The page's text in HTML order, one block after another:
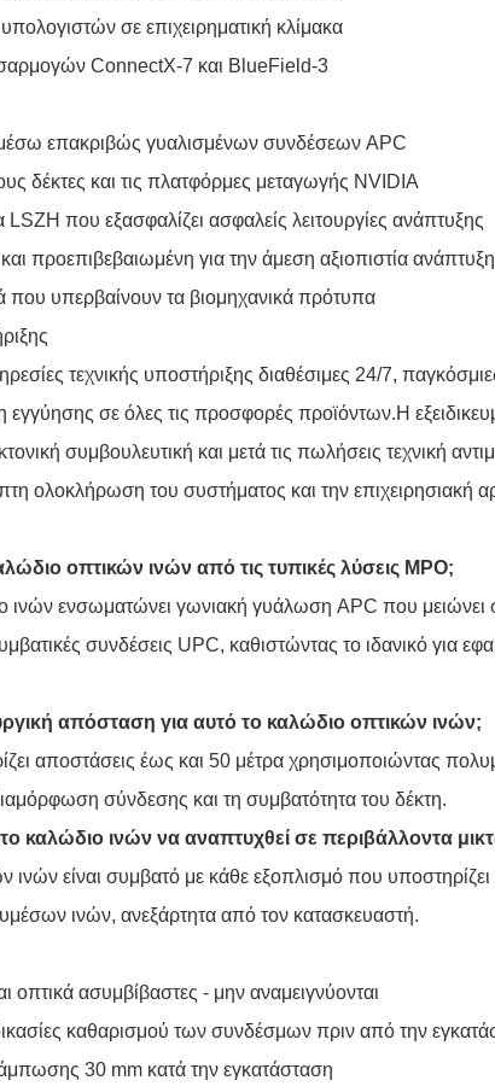
σε επιχειρηματική κλίμακα
ConnectX-7 και BlueField-3
μέσω επακριβώς γυαλισμένων συνδέσεων APC
δέκτες και τις πλατφόρμες μεταγωγής NVIDIA
LSZH που εξασφαλίζει ασφαλείς λειτουργίες ανάπτυξης
προεπιβεβαιωμένη για την άμεση αξιοπιστία
που υπερβαίνουν τα βιομηχανικά πρότυπα
τεχνικής υποστήριξης διαθέσιμες 24/7,
εγγύησης σε όλες τις προσφορές προϊόντων.Η
συμβουλευτική και μετά τις πωλήσεις τεχνική
ολοκλήρωση του συστήματος και την επιχειρησιακή
οπτικών ινών από τις τυπικές λύσεις MPO;
ινών ενσωματώνει γωνιακή γυάλωση APC που μειώνει
συνδέσεις UPC, καθιστώντας το ιδανικό για
απόσταση για αυτό το καλώδιο οπτικών ινών;
αποστάσεις έως και 50 μέτρα χρησιμοποιώντας
σύνδεσης και τη συμβατότητα του δέκτη.
καλώδιο ινών να αναπτυχθεί σε περιβάλλοντα
ινών είναι συμβατό με κάθε εξοπλισμό που
ινών, ανεξάρτητα από τον κατασκευαστή.
οπτικά ασυμβίβαστες - μην αναμειγνύονται
καθαρισμού των συνδέσμων πριν από την
30 mm κατά την εγκατάσταση